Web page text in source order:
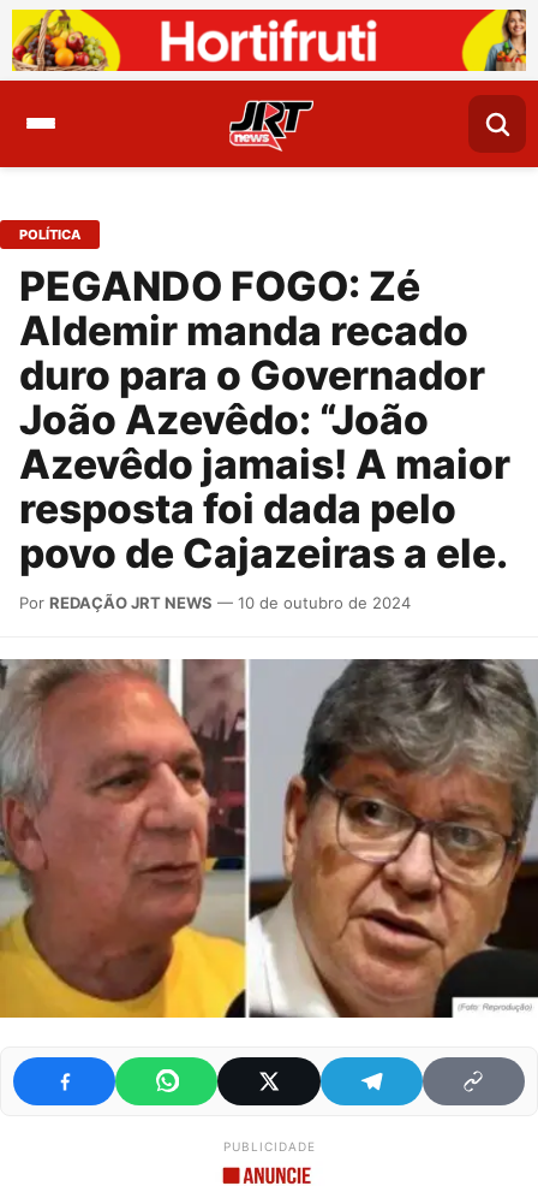
POLÍTICA
PEGANDO FOGO: Zé
Aldemir manda recado
duro para o Governador
João Azevêdo: “João
Azevêdo jamais! A maior
resposta foi dada pelo
povo de Cajazeiras a ele.
Por REDAÇÃO JRT NEWS — 10 de outubro de 2024
PUBLICIDADE